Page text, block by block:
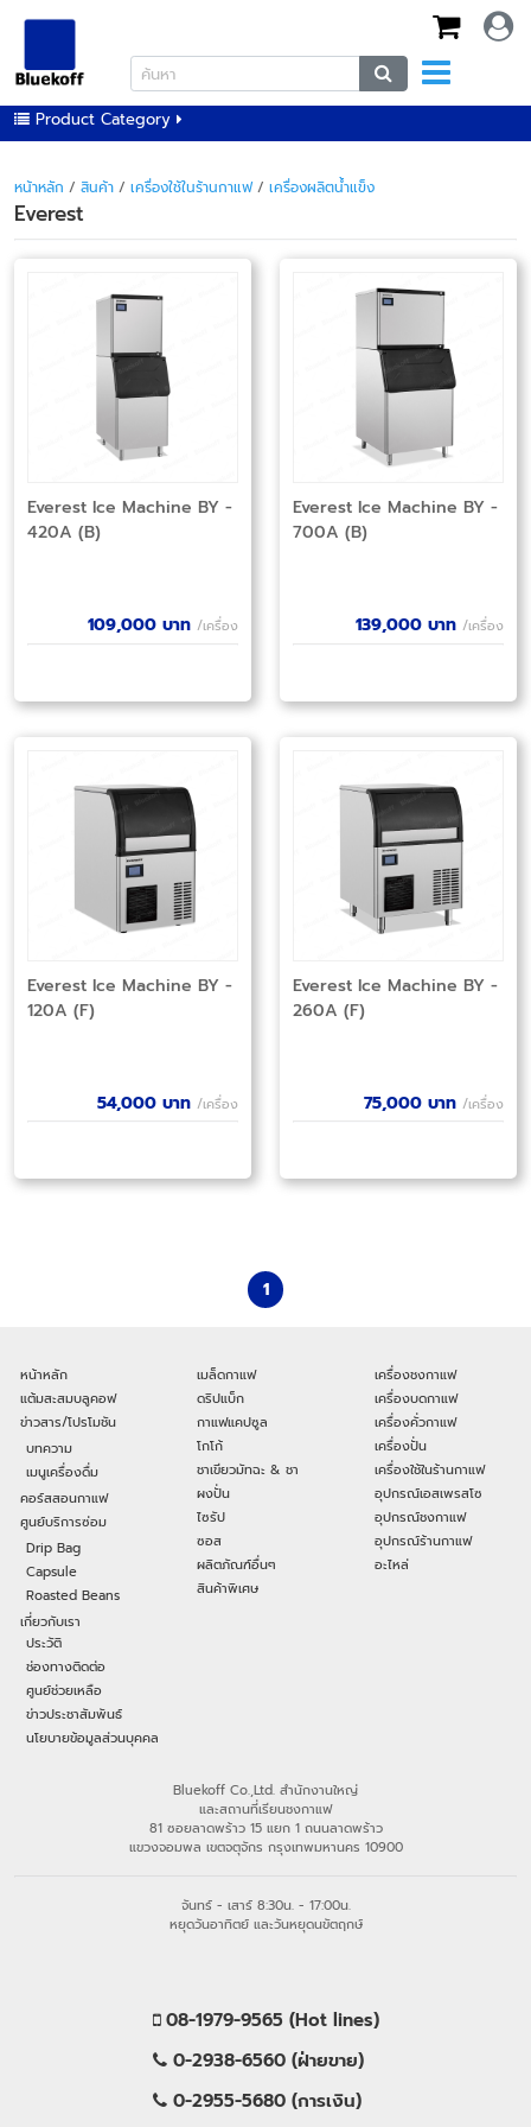
Product Category
หน้าหลัก / สินค้า / เครื่องใช้ในร้านกาแฟ/ เครื่องผลิตน้ำแข็ง
Everest
Everest Ice Machine BY -
420A (B)
109,000 บาท /เครื่อง
Everest Ice Machine BY -
700A (B)
139,000 บาท /เครื่อง
Everest Ice Machine BY -
120A (F)
54,000 บาท /เครื่อง
Everest Ice Machine BY -
260A (F)
75,000 บาท /เครื่อง
1
หน้าหลัก
แต้มสะสมบลูคอฟ
ข่าวสาร/โปรโมชัน
บทความ
เมนูเครื่องดื่ม
คอร์สสอนกาแฟ
ศูนย์บริการซ่อม
Drip Bag
Capsule
Roasted Beans
เกี่ยวกับเรา
ประวัติ
ช่องทางติดต่อ
ศูนย์ช่วยเหลือ
ข่าวประชาสัมพันธ์
นโยบายข้อมูลส่วนบุคคล
เมล็ดกาแฟ
ดริปแบ็ก
กาแฟแคปซูล
โกโก้
ชาเขียวมัทฉะ & ชา
ผงปั่น
ไซรัป
ซอส
ผลิตภัณฑ์อื่นๆ
สินค้าพิเศษ
เครื่องชงกาแฟ
เครื่องบดกาแฟ
เครื่องคั่วกาแฟ
เครื่องปั่น
เครื่องใช้ในร้านกาแฟ
อุปกรณ์เอสเพรสโซ
อุปกรณ์ชงกาแฟ
อุปกรณ์ร้านกาแฟ
อะไหล่
Bluekoff Co.,Ltd. สำนักงานใหญ่
และสถานที่เรียนชงกาแฟ
81 ซอยลาดพร้าว 15 แยก 1 ถนนลาดพร้าว
แขวงจอมพล เขตจตุจักร กรุงเทพมหานคร 10900
จันทร์ - เสาร์ 8:30น. - 17:00น.
หยุดวันอาทิตย์ และวันหยุดนขัตฤกษ์
08-1979-9565 (Hot lines)
0-2938-6560 (ฝ่ายขาย)
0-2955-5680 (การเงิน)